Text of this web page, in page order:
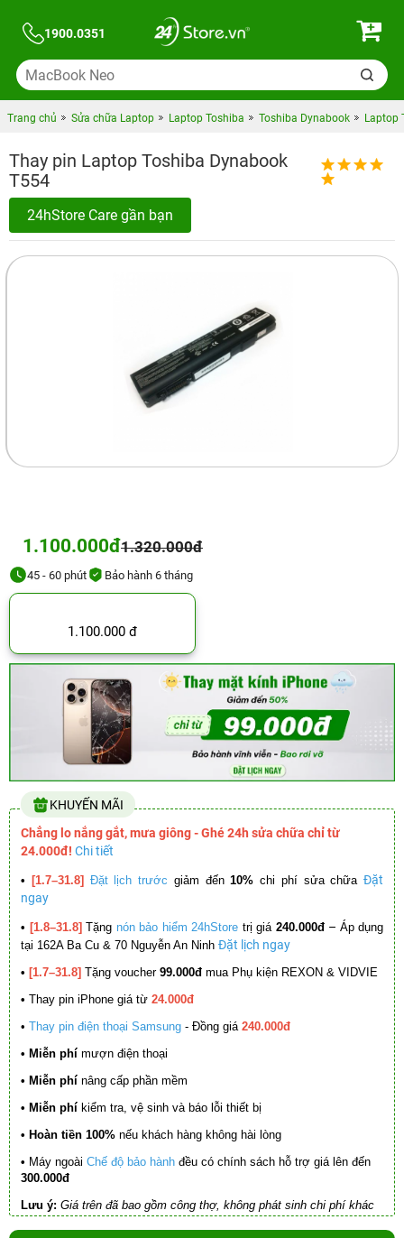
1900.0351
Trang chủ Sửa chữa Laptop Laptop Toshiba Toshiba Dynabook Laptop
Thay pin Laptop Toshiba Dynabook
T554
24hStore Care gần bạn
1.100.000đ1.320.000đ
45 - 60 phút Bảo hành 6 tháng
1.100.000 đ
KHUYẾN MÃI
Chẳng lo nắng gắt, mưa giông - Ghé 24h sửa chữa chỉ từ
24.000đ! Chi tiết
• [1.7–31.8] Đặt lịch trước giảm đến10% chi phí sửa chữa Đặt
ngay
• [1.8–31.8] Tặng nón bảo hiểm 24hStore trị giá 240.000đ – Áp dụng
tại 162A Ba Cu & 70 Nguyễn An Ninh Đặt lịch ngay
• [1.7–31.8] Tặng voucher 99.000đ mua Phụ kiện REXON & VIDVIE
• Thay pin iPhone giá từ 24.000đ
• Thay pin điện thoại Samsung - Đồng giá 240.000đ
• Miễn phí mượn điện thoại
• Miễn phí nâng cấp phần mềm
• Miễn phí kiểm tra, vệ sinh và báo lỗi thiết bị
• Hoàn tiền 100% nếu khách hàng không hài lòng
• Máy ngoài Chế độ bảo hành đều có chính sách hỗ trợ giá lên đến
300.000đ
Lưu ý: Giá trên đã bao gồm công thợ, không phát sinh chi phí khác